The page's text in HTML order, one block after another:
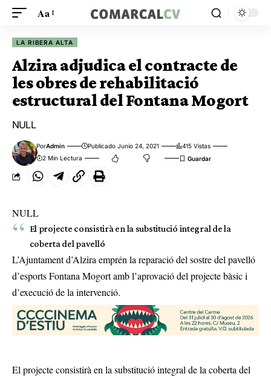
Aa
LA RIBERA ALTA
Alzira adjudica el contracte de
les obres de rehabilitació
estructural del Fontana Mogort
NULL
PorAdmin Publicado Junio 24, 2021
415 Vistas
2 Min Lectura
NULL
El projecte consistirà en la substitució integral de la
coberta del pavelló
L’Ajuntament d’Alzira emprén la reparació del sostre del pavelló
d’esports Fontana Mogort amb l’aprovació del projecte bàsic i
d’execució de la intervenció.
El projecte consistirà en la substitució integral de la coberta del